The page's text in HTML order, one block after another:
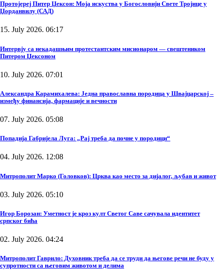
Протојереј Питер Џексон: Моја искуства у Богословији Свете Тројице у
Џорданвилу (САД)
15. July 2026. 06:17
Интервју са некадашњим протестантским мисионаром — свештеником
Питером Џексоном
10. July 2026. 07:01
Александра Карамихалева: Једна православна породица у Швајцарској –
између финансија, фармације и вечности
07. July 2026. 05:08
Попадија Габријела Луга: „Рај треба да почне у породици“
04. July 2026. 12:08
Митрополит Марко (Головков): Црква као место за дијалог, љубав и живот
03. July 2026. 05:10
Игор Борозан: Уметност је кроз култ Светог Саве сачувала идентитет
српског бића
02. July 2026. 04:24
Митрополит Гаврило: Духовник треба да се труди да његове речи не буду у
супротности са његовим животом и делима